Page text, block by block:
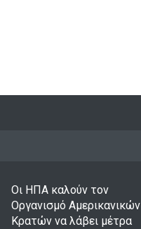
Οι ΗΠΑ καλούν τον
Οργανισμό Αμερικανικών
Κρατών να λάβει μέτρα